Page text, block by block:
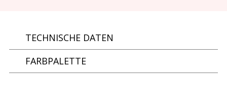
TECHNISCHE DATEN
FARBPALETTE